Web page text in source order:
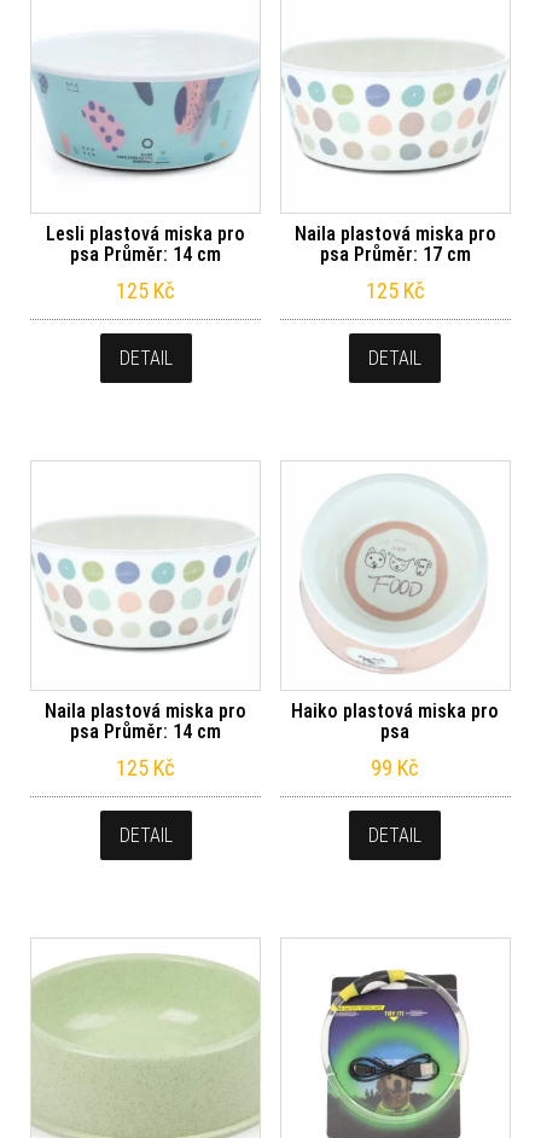
Lesli plastová miska pro
psa Průměr: 14 cm
125 Kč
DETAIL
Naila plastová miska pro
psa Průměr: 17 cm
125 Kč
DETAIL
Naila plastová miska pro
psa Průměr: 14 cm
125 Kč
DETAIL
Haiko plastová miska pro
psa
99 Kč
DETAIL